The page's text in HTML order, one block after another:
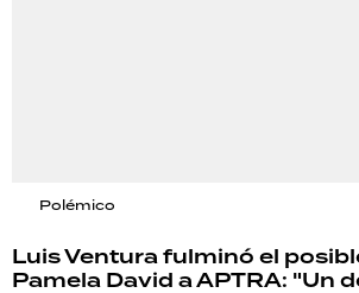
Polémico
Luis Ventura fulminó el
Pamela David a APTRA: "Un